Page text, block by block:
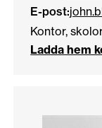
E-post:
Kontor,
Ladda hem